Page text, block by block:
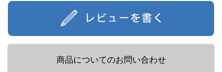
商品についてのお問い合わせ